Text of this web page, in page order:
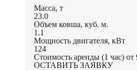
Масса, т
23.0
Объем ковша, куб. м.
1.1
Мощность двигателя, кВт
124
Стоимость аренды (1 час) от
ОСТАВИТЬ ЗАЯВКУ